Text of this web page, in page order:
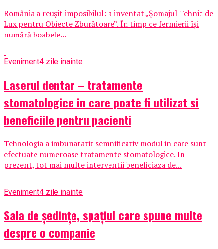
România a reușit imposibilul: a inventat „Șomajul Tehnic de
Lux pentru Obiecte Zburătoare”. În timp ce fermierii își
numără boabele...
Eveniment4 zile inainte
Laserul dentar – tratamente
stomatologice in care poate fi utilizat si
beneficiile pentru pacienti
Tehnologia a imbunatatit semnificativ modul in care sunt
efectuate numeroase tratamente stomatologice. In
prezent, tot mai multe interventii beneficiaza de...
Eveniment4 zile inainte
Sala de ședințe, spațiul care spune multe
despre o companie